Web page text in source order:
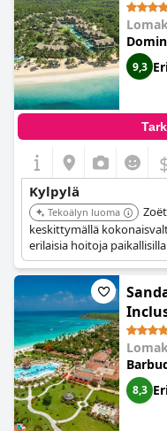
9,3
Kylpylä
Tekoälyn luoma
keskittymällä
erilaisia hoitoja
voivat nauttia
ravitsemuskonsultaatioista.
Only
8,3